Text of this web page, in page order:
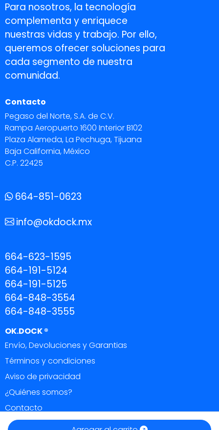
Para nosotros, la tecnología
complementa y enriquece
nuestras vidas y trabajo. Por ello,
queremos ofrecer soluciones para
cada segmento de nuestra
comunidad.
Contacto
Pegaso del Norte, S.A. de C.V.
Rampa Aeropuerto 1600 Interior B102
Plaza Alameda, La Pechuga, Tijuana
Baja California, México
C.P. 22425
664-851-0623
info@okdock.mx
664-623-1595
664-191-5124
664-191-5125
664-848-3554
664-848-3555
OK.DOCK ®
Envío, Devoluciones y Garantias
Términos y condiciones
Aviso de privacidad
¿Quiénes somos?
Contacto
Todos los derechos reservados 2026.